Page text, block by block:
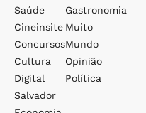
Saúde
Cineinsite
Concursos
Cultura
Digital
Salvador
Gastronomia
Muito
Mundo
Opinião
Política